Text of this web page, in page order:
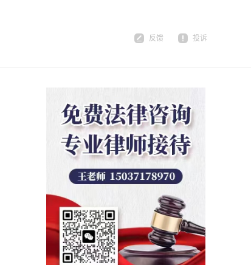
反馈 投诉